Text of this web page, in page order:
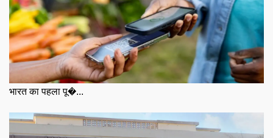
भारत का पहला पू�...